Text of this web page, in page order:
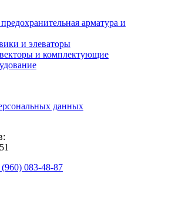
арматура и
и элеваторы
и комплектующие
данных
083-48-87